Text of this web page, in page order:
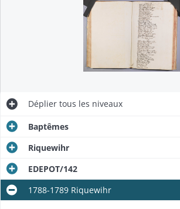
Déplier tous les niveaux
Baptêmes
Riquewihr
EDEPOT/142
1788-1789 Riquewihr